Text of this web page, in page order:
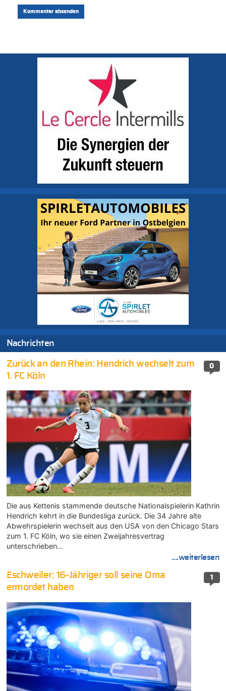
Nachrichten
0
Zurück an den Rhein: Hendrich wechselt zum
1. FC Köln
Die aus Kettenis stammende deutsche Nationalspielerin Kathrin
Hendrich kehrt in die Bundesliga zurück. Die 34 Jahre alte
Abwehrspielerin wechselt aus den USA von den Chicago Stars
zum 1. FC Köln, wo sie einen Zweijahresvertrag
unterschrieben…
....weiterlesen
1
Eschweiler: 16-Jähriger soll seine Oma
ermordet haben